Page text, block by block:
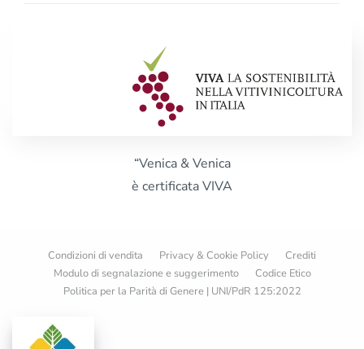
“Venica & Venica
è certificata VIVA
Condizioni di vendita Privacy & Cookie Policy
Crediti
Modulo di segnalazione e suggerimento
Codice Etico
Politica per la Parità di Genere | UNI/PdR 125:2022